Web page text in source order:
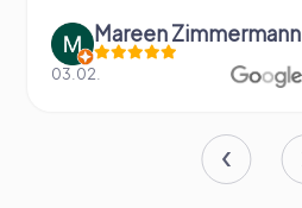
Mareen Zimmermann
03.02.